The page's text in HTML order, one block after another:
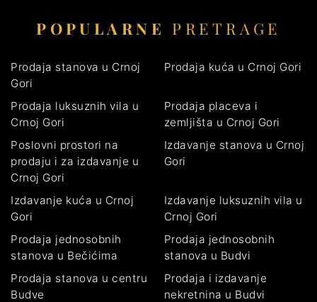
POPULARNE PRETRAGE
Prodaja stanova u Crnoj
Gori
Prodaja kuća u Crnoj Gori
Prodaja luksuznih vila u
Crnoj Gori
Prodaja placeva i
zemljišta u Crnoj Gori
Poslovni prostori na
prodaju i za izdavanje u
Crnoj Gori
Izdavanje stanova u Crnoj
Gori
Izdavanje kuća u Crnoj
Gori
Izdavanje luksuznih vila u
Crnoj Gori
Prodaja jednosobnih
stanova u Bečićima
Prodaja jednosobnih
stanova u Budvi
Prodaja stanova u centru
Budve
Prodaja i izdavanje
nekretnina u Budvi